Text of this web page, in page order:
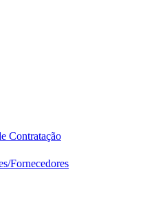
Contratação
Fornecedores